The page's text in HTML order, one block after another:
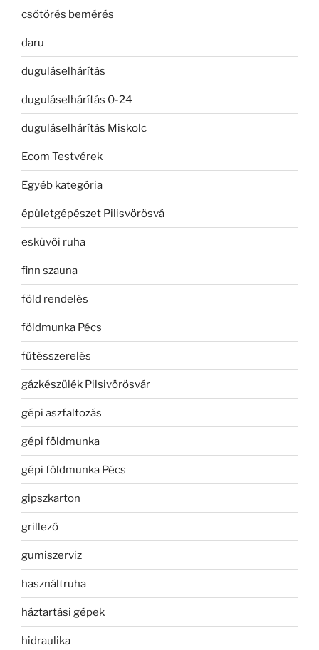
csőtörés bemérés
daru
duguláselhárítás
duguláselhárítás 0-24
duguláselhárítás Miskolc
Ecom Testvérek
Egyéb kategória
épületgépészet Pilisvörösvá
esküvői ruha
finn szauna
föld rendelés
földmunka Pécs
fűtésszerelés
gázkészülék Pilsivörösvár
gépi aszfaltozás
gépi földmunka
gépi földmunka Pécs
gipszkarton
grillező
gumiszerviz
használtruha
háztartási gépek
hidraulika